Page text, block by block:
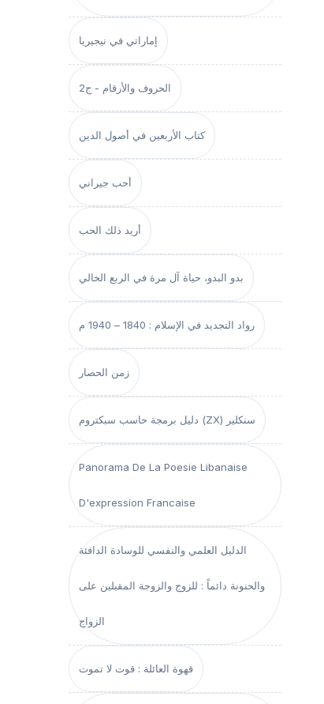
إماراتي في نيجيريا
الحروف والأرقام - ج2
كتاب الأربعين في أصول الدين
أحب جيراني
أريد ذلك الحب
بدو البدو، حياة آل مرة في الربع الخالي
رواد التجديد في الإسلام : 1840 – 1940 م
زمن الحصار
دليل برمجة حاسب سبكتروم (ZX) سنكلير
Panorama De La Poesie Libanaise
D'expression Francaise
الدليل العلمي والنفسي للوسادة الدافئة
والحنونة دائماً : للزوج والزوجة المقبلين على
الزواج
قهوة العائلة : قوت لا تموت